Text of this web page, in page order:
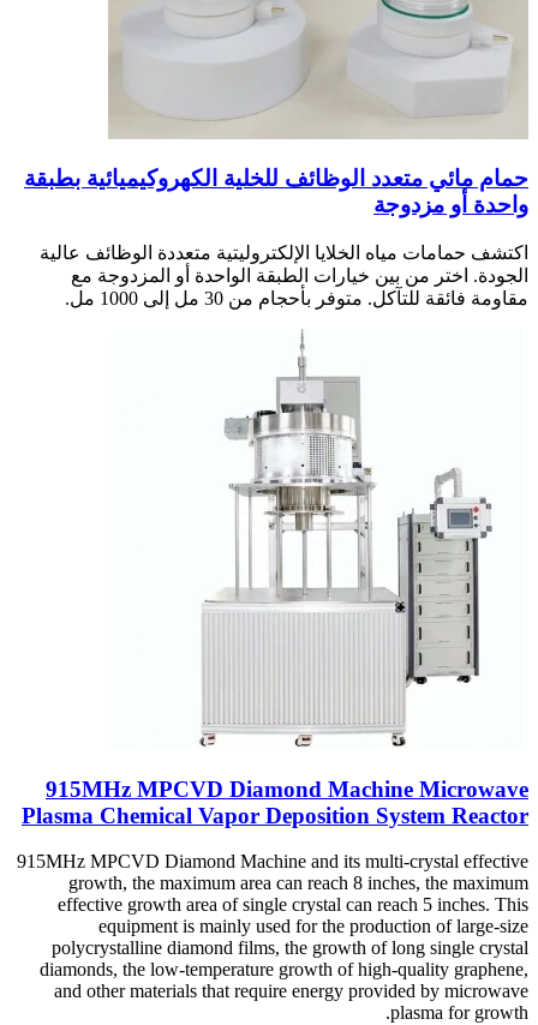
حمام مائي متعدد الوظائف للخلية الكهروكيميائية بطبقة
واحدة أو مزدوجة
اكتشف حمامات مياه الخلايا الإلكتروليتية متعددة الوظائف عالية
الجودة. اختر من بين خيارات الطبقة الواحدة أو المزدوجة مع
مقاومة فائقة للتآكل. متوفر بأحجام من 30 مل إلى 1000 مل.
915MHz MPCVD Diamond Machine Microwave
Plasma Chemical Vapor Deposition System Reactor
915MHz MPCVD Diamond Machine and its multi-crystal effective
growth, the maximum area can reach 8 inches, the maximum
effective growth area of single crystal can reach 5 inches. This
equipment is mainly used for the production of large-size
polycrystalline diamond films, the growth of long single crystal
diamonds, the low-temperature growth of high-quality graphene,
and other materials that require energy provided by microwave
plasma for growth.